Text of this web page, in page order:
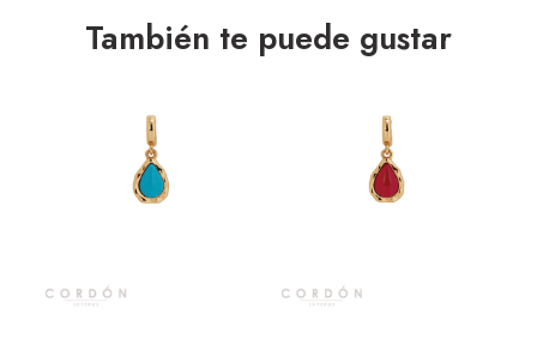
También te puede gustar